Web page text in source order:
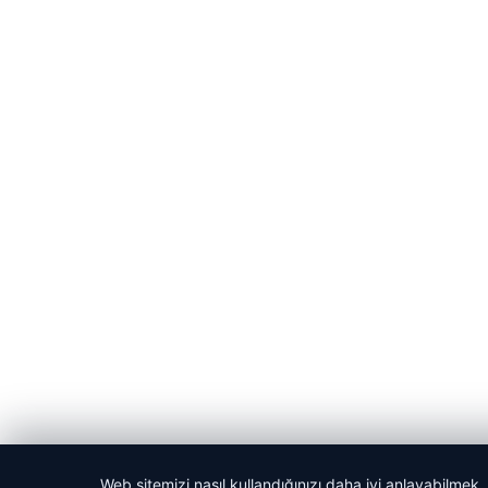
Web sitemizi nasıl kullandığınızı daha iyi